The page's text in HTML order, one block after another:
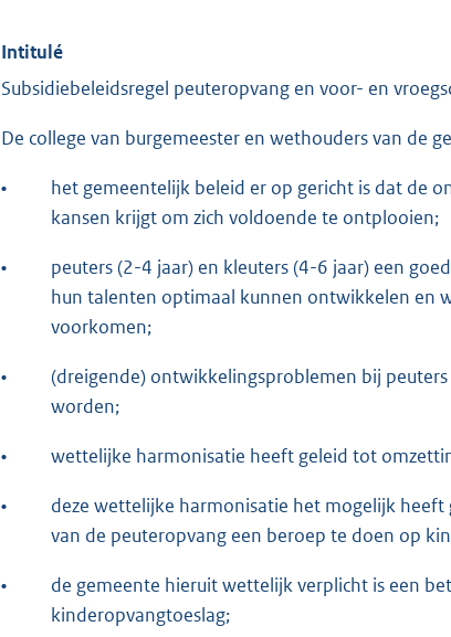
Intitulé
Subsidiebeleidsregel peuteropvang en voor- en
De college van burgemeester en wethouders van de
•
het gemeentelijk beleid er op gericht is dat de
kansen krijgt om zich voldoende te ontplooien;
•
peuters (2-4 jaar) en kleuters (4-6 jaar) een
hun talenten optimaal kunnen ontwikkelen en
voorkomen;
•
(dreigende) ontwikkelingsproblemen bij
worden;
• wettelijke harmonisatie heeft geleid tot
•
deze wettelijke harmonisatie het mogelijk
van de peuteropvang een beroep te doen op
•
de gemeente hieruit wettelijk verplicht is een
kinderopvangtoeslag;